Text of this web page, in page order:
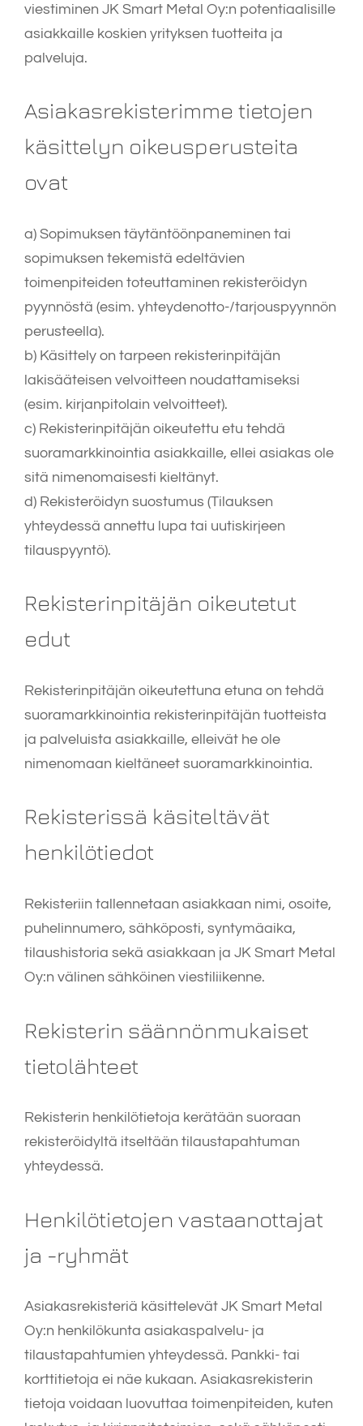
viestiminen JK Smart Metal Oy:n potentiaalisille
asiakkaille koskien yrityksen tuotteita ja
palveluja.
Asiakasrekisterimme tietojen
käsittelyn oikeusperusteita
ovat
a) Sopimuksen täytäntöönpaneminen tai
sopimuksen tekemistä edeltävien
toimenpiteiden toteuttaminen rekisteröidyn
pyynnöstä (esim. yhteydenotto-/tarjouspyynnön
perusteella).
b) Käsittely on tarpeen rekisterinpitäjän
lakisääteisen velvoitteen noudattamiseksi
(esim. kirjanpitolain velvoitteet).
c) Rekisterinpitäjän oikeutettu etu tehdä
suoramarkkinointia asiakkaille, ellei asiakas ole
sitä nimenomaisesti kieltänyt.
d) Rekisteröidyn suostumus (Tilauksen
yhteydessä annettu lupa tai uutiskirjeen
tilauspyyntö).
Rekisterinpitäjän oikeutetut
edut
Rekisterinpitäjän oikeutettuna etuna on tehdä
suoramarkkinointia rekisterinpitäjän tuotteista
ja palveluista asiakkaille, elleivät he ole
nimenomaan kieltäneet suoramarkkinointia.
Rekisterissä käsiteltävät
henkilötiedot
Rekisteriin tallennetaan asiakkaan nimi, osoite,
puhelinnumero, sähköposti, syntymäaika,
tilaushistoria sekä asiakkaan ja JK Smart Metal
Oy:n välinen sähköinen viestiliikenne.
Rekisterin säännönmukaiset
tietolähteet
Rekisterin henkilötietoja kerätään suoraan
rekisteröidyltä itseltään tilaustapahtuman
yhteydessä.
Henkilötietojen vastaanottajat
ja -ryhmät
Asiakasrekisteriä käsittelevät JK Smart Metal
Oy:n henkilökunta asiakaspalvelu- ja
tilaustapahtumien yhteydessä. Pankki- tai
korttitietoja ei näe kukaan. Asiakasrekisterin
tietoja voidaan luovuttaa toimenpiteiden, kuten